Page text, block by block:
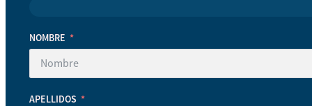
NOMBRE
APELLIDOS